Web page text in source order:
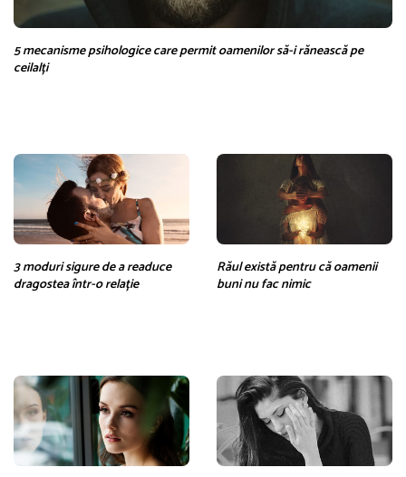
5 mecanisme psihologice care permit oamenilor să-i rănească pe
ceilalți
3 moduri sigure de a readuce
dragostea într-o relație
Răul există pentru că oamenii
buni nu fac nimic